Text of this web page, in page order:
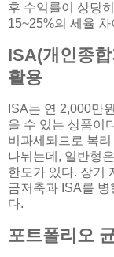
후 수익률이 상당
15~25%의 세율
ISA(개인종
활용
ISA는 연 2,000만
을 수 있는 상품이
비과세되므로 복
나뉘는데, 일반형
한도가 있다. 장기
금저축과 ISA를
다.
포트폴리오